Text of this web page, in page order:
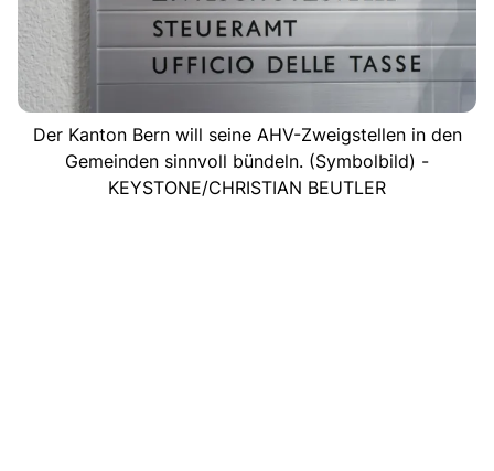
Der Kanton Bern will seine AHV-Zweigstellen in den
Gemeinden sinnvoll bündeln. (Symbolbild) -
KEYSTONE/CHRISTIAN BEUTLER